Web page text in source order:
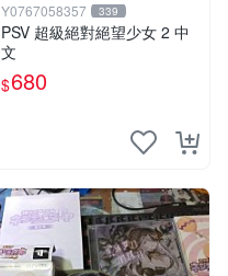
Y0767058357 339
PSV 超級絕對絕望少女 2 中
文
$680